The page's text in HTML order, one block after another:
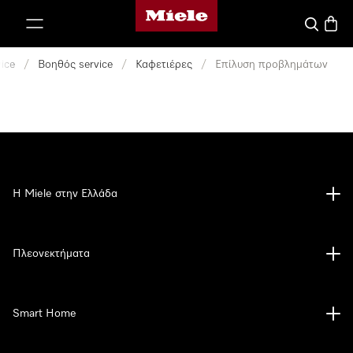
Αρχική σελίδα της Miele
/ Βοηθός service / Καφετιέρες / Επίλυση προβλημάτων
Η Miele στην Ελλάδα
Πλεονεκτήματα
Smart Home